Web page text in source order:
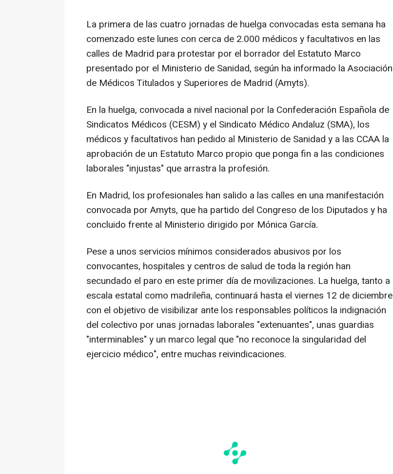
La primera de las cuatro jornadas de huelga convocadas esta semana ha
comenzado este lunes con cerca de 2.000 médicos y facultativos en las
calles de Madrid para protestar por el borrador del Estatuto Marco
presentado por el Ministerio de Sanidad, según ha informado la Asociación
de Médicos Titulados y Superiores de Madrid (Amyts).
En la huelga, convocada a nivel nacional por la Confederación Española de
Sindicatos Médicos (CESM) y el Sindicato Médico Andaluz (SMA), los
médicos y facultativos han pedido al Ministerio de Sanidad y a las CCAA la
aprobación de un Estatuto Marco propio que ponga fin a las condiciones
laborales "injustas" que arrastra la profesión.
En Madrid, los profesionales han salido a las calles en una manifestación
convocada por Amyts, que ha partido del Congreso de los Diputados y ha
concluido frente al Ministerio dirigido por Mónica García.
Pese a unos servicios mínimos considerados abusivos por los
convocantes, hospitales y centros de salud de toda la región han
secundado el paro en este primer día de movilizaciones. La huelga, tanto a
escala estatal como madrileña, continuará hasta el viernes 12 de diciembre
con el objetivo de visibilizar ante los responsables políticos la indignación
del colectivo por unas jornadas laborales "extenuantes", unas guardias
"interminables" y un marco legal que "no reconoce la singularidad del
ejercicio médico", entre muchas reivindicaciones.